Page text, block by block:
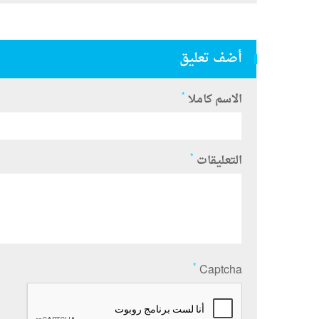
أضف تعليق
الاسم كاملا *
التعليقات *
Captcha
*